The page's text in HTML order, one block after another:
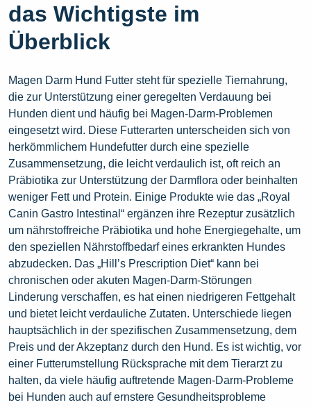
das Wichtigste im
Überblick
Magen Darm Hund Futter steht für spezielle Tiernahrung,
die zur Unterstützung einer geregelten Verdauung bei
Hunden dient und häufig bei Magen-Darm-Problemen
eingesetzt wird. Diese Futterarten unterscheiden sich von
herkömmlichem Hundefutter durch eine spezielle
Zusammensetzung, die leicht verdaulich ist, oft reich an
Präbiotika zur Unterstützung der Darmflora oder beinhalten
weniger Fett und Protein. Einige Produkte wie das „Royal
Canin Gastro Intestinal“ ergänzen ihre Rezeptur zusätzlich
um nährstoffreiche Präbiotika und hohe Energiegehalte, um
den speziellen Nährstoffbedarf eines erkrankten Hundes
abzudecken. Das „Hill’s Prescription Diet“ kann bei
chronischen oder akuten Magen-Darm-Störungen
Linderung verschaffen, es hat einen niedrigeren Fettgehalt
und bietet leicht verdauliche Zutaten. Unterschiede liegen
hauptsächlich in der spezifischen Zusammensetzung, dem
Preis und der Akzeptanz durch den Hund. Es ist wichtig, vor
einer Futterumstellung Rücksprache mit dem Tierarzt zu
halten, da viele häufig auftretende Magen-Darm-Probleme
bei Hunden auch auf ernstere Gesundheitsprobleme